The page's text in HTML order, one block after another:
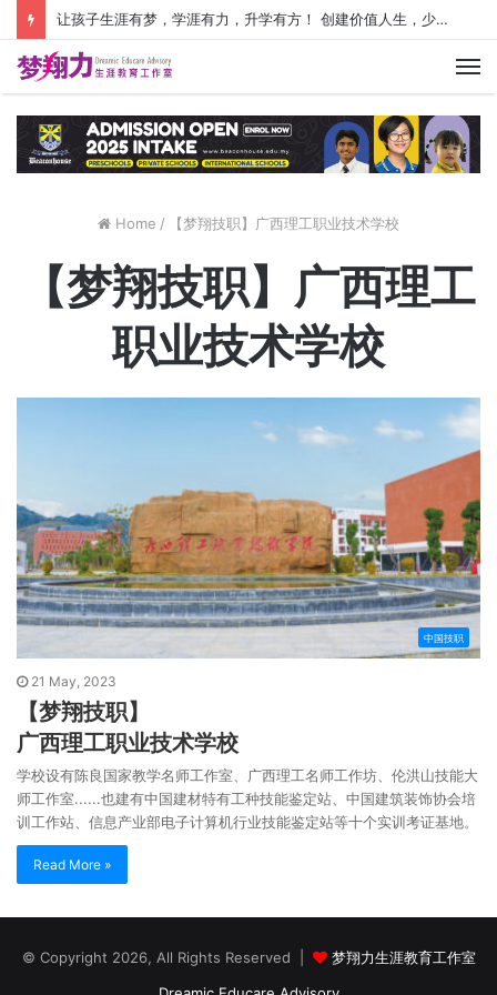
让孩子生涯有梦，学涯有力，升学有方！ 创建价值人生，少走人生弯路！
Home / 【梦翔技职】广西理工职业技术学校
【梦翔技职】广西理工
职业技术学校
中国技职
21 May, 2023
【梦翔技职】
广西理工职业技术学校
学校设有陈良国家教学名师工作室、广西理工名师工作坊、伦洪山技能大
师工作室......也建有中国建材特有工种技能鉴定站、中国建筑装饰协会培
训工作站、信息产业部电子计算机行业技能鉴定站等十个实训考证基地。
Read More »
© Copyright 2026, All Rights Reserved |
梦翔力生涯教育工作室